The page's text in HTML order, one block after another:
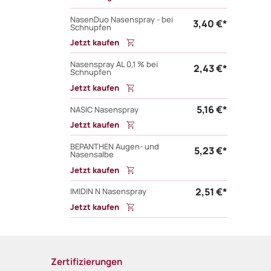
NasenDuo Nasenspray - bei
Schnupfen 3,40 €*
Jetzt kaufen
Nasenspray AL 0,1 % bei
Schnupfen 2,43 €*
Jetzt kaufen
NASIC Nasenspray
5,16 €*
Jetzt kaufen
BEPANTHEN Augen- und
Nasensalbe 5,23 €*
Jetzt kaufen
IMIDIN N Nasenspray
2,51 €*
Jetzt kaufen
Zertifizierungen